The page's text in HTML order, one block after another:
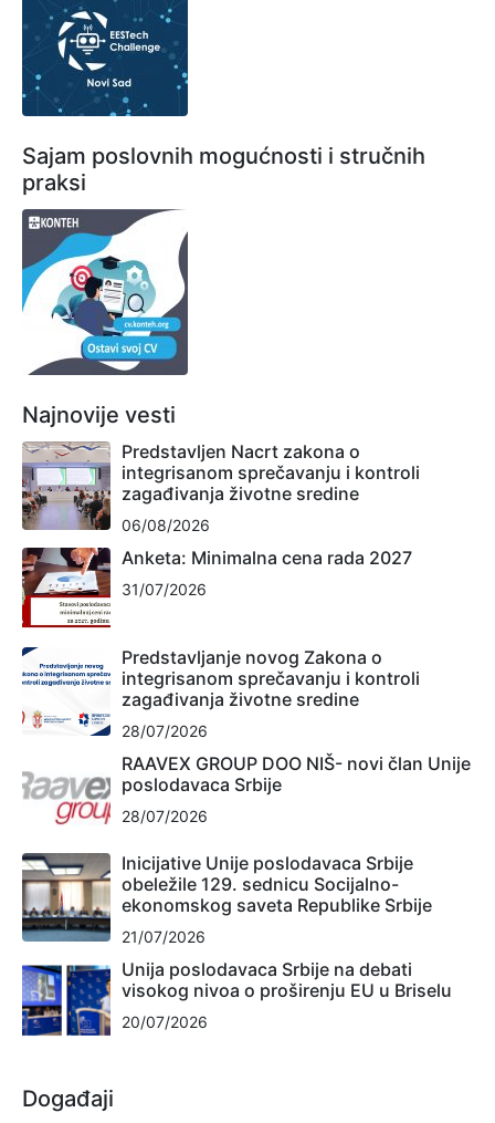
Sajam poslovnih mogućnosti i stručnih
praksi
Najnovije vesti
Predstavljen Nacrt zakona o
integrisanom sprečavanju i kontroli
zagađivanja životne sredine
06/08/2026
Anketa: Minimalna cena rada 2027
31/07/2026
Predstavljanje novog Zakona o
integrisanom sprečavanju i kontroli
zagađivanja životne sredine
28/07/2026
RAAVEX GROUP DOO NIŠ- novi član Unije
poslodavaca Srbije
28/07/2026
Inicijative Unije poslodavaca Srbije
obeležile 129. sednicu Socijalno-
ekonomskog saveta Republike Srbije
21/07/2026
Unija poslodavaca Srbije na debati
visokog nivoa o proširenju EU u Briselu
20/07/2026
Događaji